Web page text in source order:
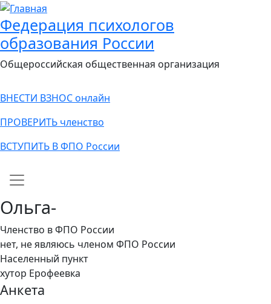
Федерация психологов
образования России
Общероссийская общественная организация
ВНЕСТИ ВЗНОС онлайн
ПРОВЕРИТЬ членство
ВСТУПИТЬ В ФПО России
Main navigation
Ольга-
Членство в ФПО России
нет, не являюсь членом ФПО России
Населенный пункт
хутор Ерофеевка
Анкета